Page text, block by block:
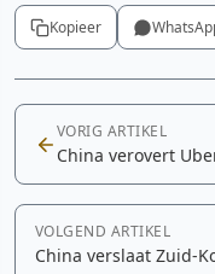
Kopieer
VORIG ARTIKEL
China verovert
VOLGEND ARTIKEL
China verslaat Zuid-